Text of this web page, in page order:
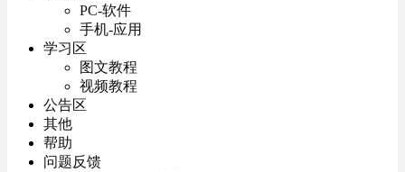
PC-软件
手机-应用
学习区
图文教程
视频教程
公告区
其他
帮助
问题反馈